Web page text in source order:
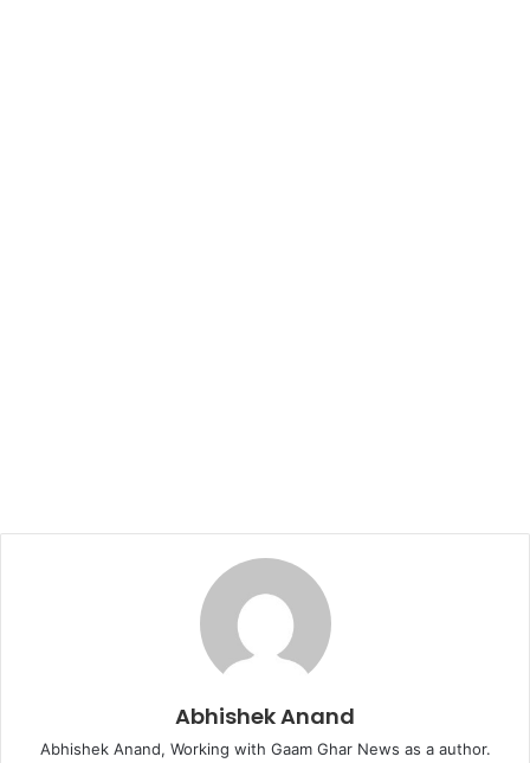
Abhishek Anand
Abhishek Anand, Working with Gaam Ghar News as a author.